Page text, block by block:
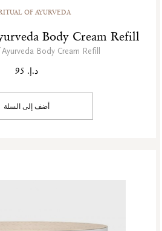
OF AYURVEDA
Body Cream Refill
Body Cream Refill
د.إ. 95
أضف إلى السلة